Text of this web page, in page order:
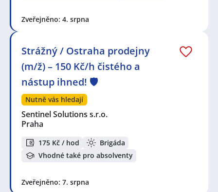
Zveřejněno: 4. srpna
Strážný / Ostraha prodejny
(m/ž) – 150 Kč/h čistého a
nástup ihned! 🛡️
Nutně vás hledají
Sentinel Solutions s.r.o.
Praha
175 Kč / hod
Brigáda
Vhodné také pro absolventy
Zveřejněno: 7. srpna